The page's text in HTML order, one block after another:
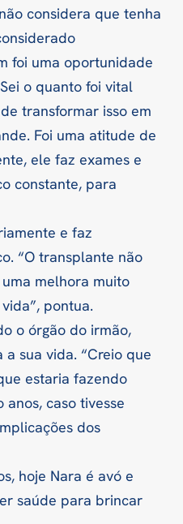
considera que tenha
foi uma oportunidade
o quanto foi vital
transformar isso em
Foi uma atitude de
ele faz exames e
constante, para
e faz
“O transplante não
melhora muito
pontua.
o órgão do irmão,
sua vida. “Creio que
estaria fazendo
anos, caso tivesse
dos
hoje Nara é avó e
saúde para brincar